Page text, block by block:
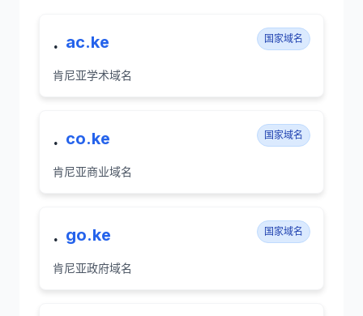
. ac.ke 国家域名
肯尼亚学术域名
. co.ke 国家域名
肯尼亚商业域名
. go.ke 国家域名
肯尼亚政府域名